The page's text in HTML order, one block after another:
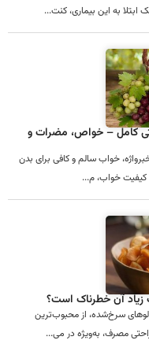
به این بیماری، کنت...
کامل – خواص، مضرات و
خواب سالم و کافی برای بدن
کیفیت خواب، م...
آن خطرناک است؟
سرخ‌شده، از محبوب‌ترین
مصرف، به‌ویژه در می...